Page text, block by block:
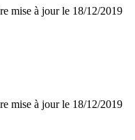
mise à jour le 18/12/2019
mise à jour le 18/12/2019